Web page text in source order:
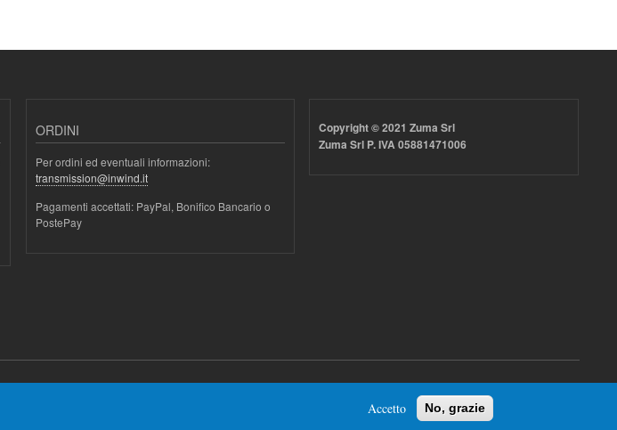
ORDINI
Per ordini ed eventuali informazioni:
transmission@inwind.it
Pagamenti accettati: PayPal, Bonifico Bancario o
PostePay
Copyright © 2021 Zuma Srl
Zuma Srl P. IVA 05881471006
Accetto No, grazie